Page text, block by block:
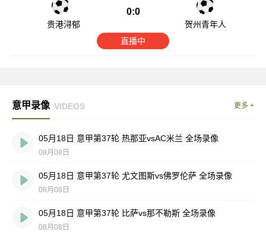
贵港浔郁
0:0
贺州青年人
直播中
意甲录像 VIDEOS 更多 +
05月18日 意甲第37轮 热那亚vsAC米兰 全场录像
08月08日
05月18日 意甲第37轮 尤文图斯vs佛罗伦萨 全场录像
08月08日
05月18日 意甲第37轮 比萨vs那不勒斯 全场录像
08月08日